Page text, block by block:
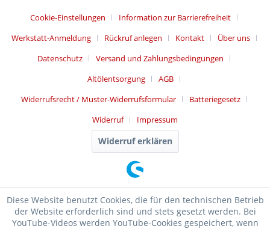
Cookie-Einstellungen
Information zur Barrierefreiheit
Werkstatt-Anmeldung
Rückruf anlegen Kontakt
Über uns
Datenschutz
Versand und Zahlungsbedingungen
Altölentsorgung
AGB
Widerrufsrecht / Muster-Widerrufsformular
Batteriegesetz
Widerruf
Impressum
Widerruf erklären
Diese Website benutzt Cookies, die für den technischen Betrieb
der Website erforderlich sind und stets gesetzt werden. Bei
YouTube-Videos werden YouTube-Cookies gespeichert, wenn